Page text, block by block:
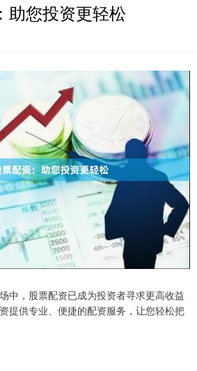
助您投资更轻松
中，股票配资已成为投资者寻求更高收益
提供专业、便捷的配资服务，让您轻松把